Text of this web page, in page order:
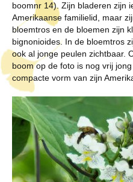
boomnr 14). Zijn bladeren zijn
Amerikaanse familielid, maar
bloemtros en de bloemen zijn
bignonioides. In de bloemtros
ook al jonge peulen zichtbaar.
boom op de foto is nog vrij
compacte vorm van zijn